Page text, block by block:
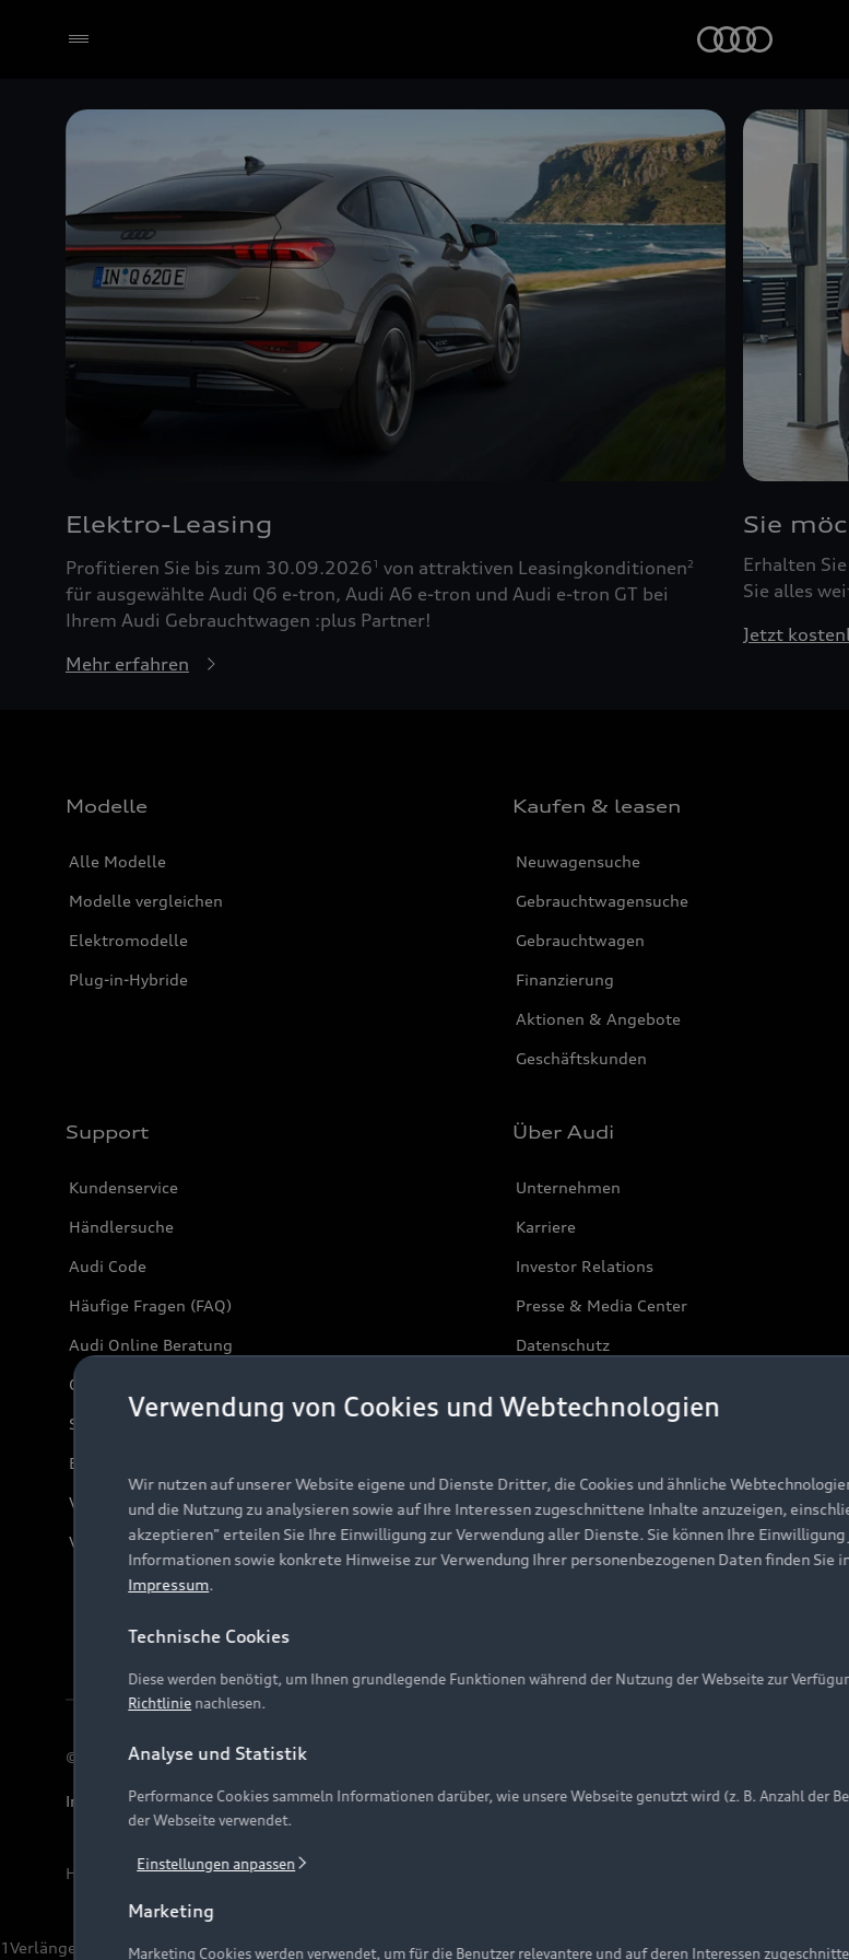
Elektro-Leasing
Profitieren Sie bis zum 30.09.20261 von attraktiven Leasingkonditionen2
für ausgewählte Audi Q6 e-tron, Audi A6 e-tron und Audi e-tron GT bei
Ihrem Audi Gebrauchtwagen :plus Partner!
Mehr erfahren
Sie
Erhalten
Sie alles
Jetzt
Modelle
Alle Modelle
Modelle vergleichen
Elektromodelle
Plug-in-Hybride
Kaufen & leasen
Neuwagensuche
Gebrauchtwagensuche
Gebrauchtwagen
Finanzierung
Aktionen & Angebote
Geschäftskunden
Support
Kundenservice
Händlersuche
Audi Code
Häufige Fragen (FAQ)
Audi Online Beratung
Online-Terminvereinbarung
Servicekontakt
Bordbuch & Bedienungsanleitungen
Verträge kündigen
Vertrag widerrufen
Über Audi
Unternehmen
Karriere
Investor Relations
Presse & Media Center
Datenschutz
© 2026 AUDI AG. Alle Rechte vorbehalten
Impressum Rechtliches Hinweisgebersystem Datenschutzinformation Cookie-Einstellungen
Hinweis: Die aktuelle Darstellung und Anordnung der Embleme am Fahrzeug bei allen Abbildungen
1Verlängerung vorbehalten.
Verwendung von Cookies und Webtechnologien
Wir nutzen auf unserer Website eigene und Dienste Dritter, die Cookies und ähnliche
und die Nutzung zu analysieren sowie auf Ihre Interessen zugeschnittene Inhalte anzuzeigen,
akzeptieren" erteilen Sie Ihre Einwilligung zur Verwendung aller Dienste. Sie können Ihre
Informationen sowie konkrete Hinweise zur Verwendung Ihrer personenbezogenen Daten finden Sie
Impressum.
Technische Cookies
Diese werden benötigt, um Ihnen grundlegende Funktionen während der Nutzung der Webseite zur
Richtlinie nachlesen.
Analyse und Statistik
Performance Cookies sammeln Informationen darüber, wie unsere Webseite genutzt wird (z. B. Anzahl der
der Webseite verwendet.
Einstellungen anpassen
Marketing
Marketing Cookies werden verwendet, um für die Benutzer relevantere und auf deren Interessen